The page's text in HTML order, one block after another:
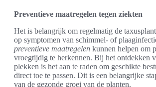
Preventieve maatregelen tegen ziekten
Het is belangrijk om regelmatig de
op symptomen van schimmel- of
preventieve maatregelen kunnen helpen om
vroegtijdig te herkennen. Bij het ontdekken
plekken is het aan te raden om geschikte
direct toe te passen. Dit is een belangrijke
van de gezonde groei van de planten.